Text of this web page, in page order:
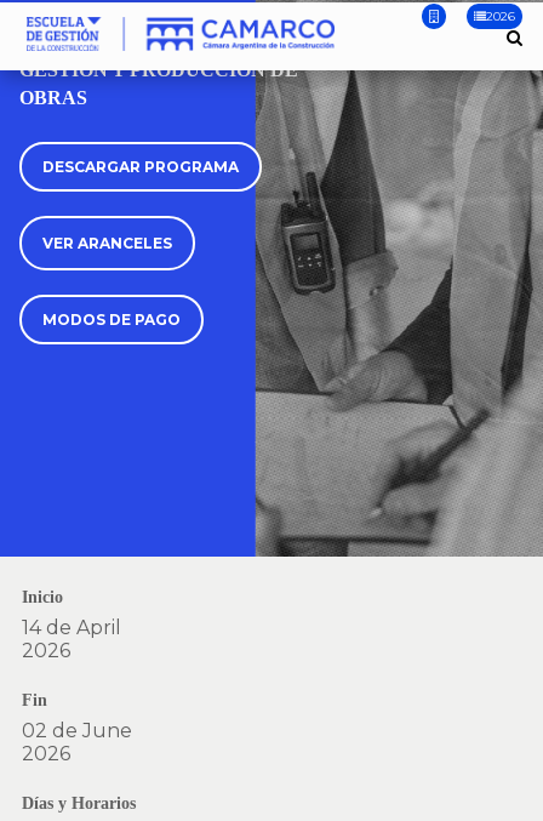
2026
CURSO
GESTIÓN Y PRODUCCIÓN DE
OBRAS
DESCARGAR PROGRAMA
VER ARANCELES
MODOS DE PAGO
Inicio
14 de April
2026
Fin
02 de June
2026
Días y Horarios